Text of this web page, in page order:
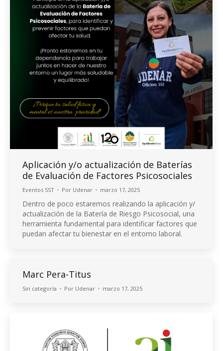
Aplicación y/o actualización de Baterías
de Evaluación de Factores Psicosociales
Eventos SST Por Udenar marzo 17, 2025
Dentro de poco estaremos realizando la aplicación y/
actualización de la Batería de Riesgo Psicosocial, una
herramienta fundamental para identificar factores que
puedan afectar tu bienestar en el entorno laboral.
Marc Pera-Titus
Sin categoría Por Udenar marzo 17, 2025